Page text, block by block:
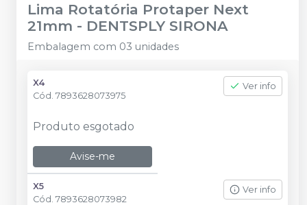
Lima Rotatória Protaper Next
21mm - DENTSPLY SIRONA
Embalagem com 03 unidades
X4
Cód. 7893628073975
Ver info
Produto esgotado
Avise-me
X5
Cód. 7893628073982
Ver info